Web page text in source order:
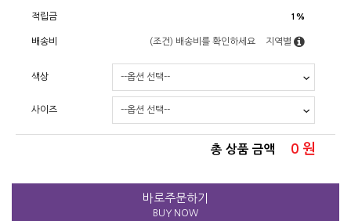
적립금 1%
배송비 (조건) 배송비를 확인하세요 지역별
색상
사이즈
총 상품 금액 0 원
바로주문하기
BUY NOW